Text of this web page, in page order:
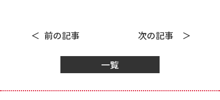
前の記事
一覧
次の記事